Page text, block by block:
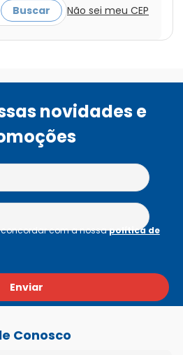
Buscar Não sei meu CEP
novidades e
Enviar
concordar com a nossapolítica de
Conosco